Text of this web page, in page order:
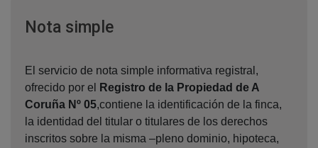
Nota simpleVentana nueva
El servicio de nota simple informativa registral,
ofrecido por el
Registro de la Propiedad de A
Coruña Nº 05,contiene la identificación de la finca,
la identidad del titular o titulares de los derechos
inscritos sobre la misma –pleno dominio, hipoteca,